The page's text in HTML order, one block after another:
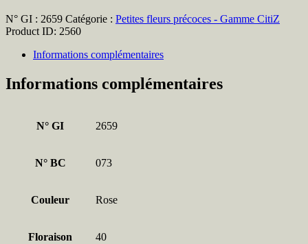
N° GI : 2659 Catégorie : Petites fleurs précoces - Gamme CitiZ
Product ID: 2560
Informations complémentaires
Informations complémentaires
N° GI 2659
N° BC 073
Couleur Rose
Floraison 40